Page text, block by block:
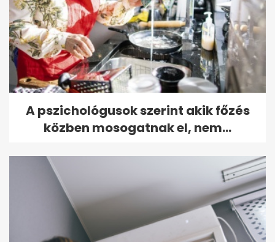
A pszichológusok szerint akik főzés
közben mosogatnak el, nem...